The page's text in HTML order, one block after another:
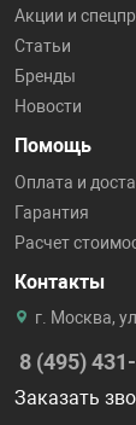
Акции и
Статьи
Бренды
Новости
Помощь
Оплата и
Гарантия
Расчет
Контакты
г. Москва,
8 (495)
Заказать